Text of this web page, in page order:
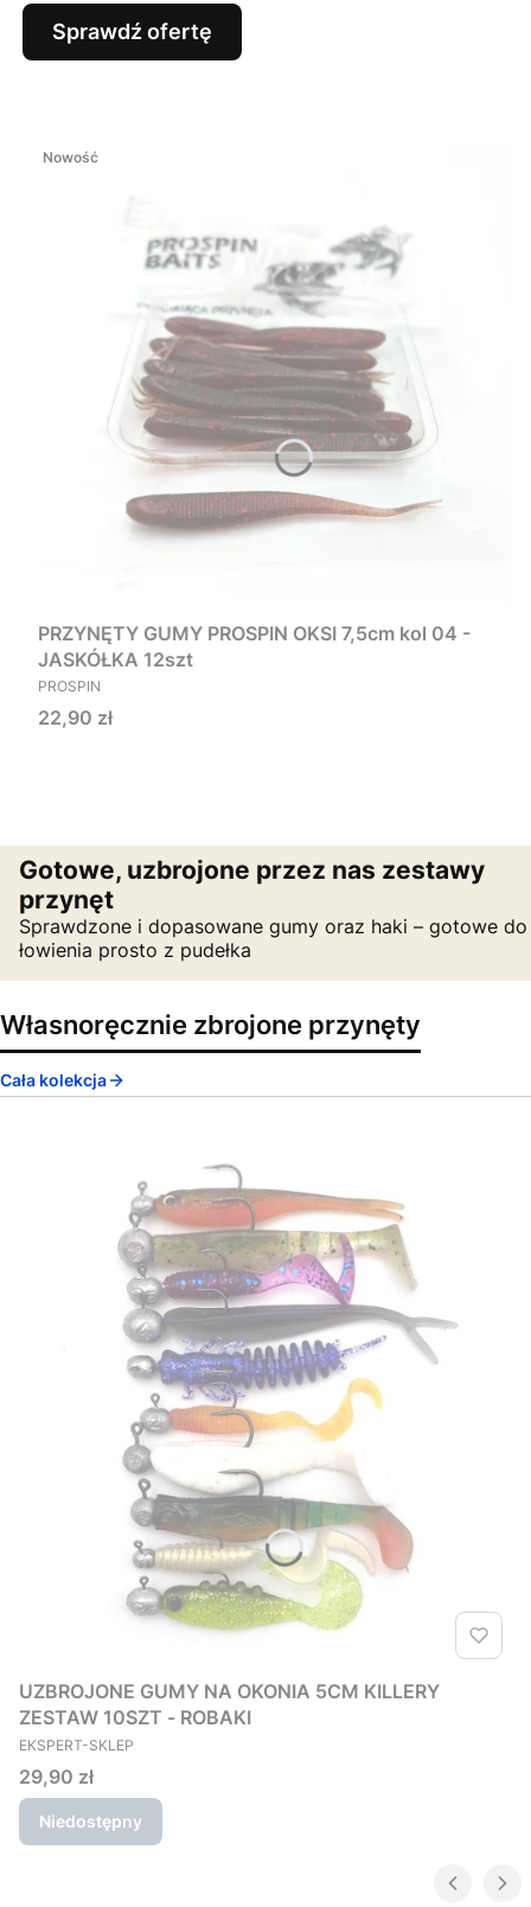
Sprawdź ofertę
Nowość
PRZYNĘTY GUMY PROSPIN OKSI 7,5cm kol 04 -
JASKÓŁKA 12szt
PRODUCENT
PROSPIN
Cena
22,90 zł
Gotowe, uzbrojone przez nas zestawy
przynęt
Sprawdzone i dopasowane gumy oraz haki – gotowe do
łowienia prosto z pudełka
Własnoręcznie zbrojone przynęty
Cała kolekcja
UZBROJONE GUMY NA OKONIA 5CM KILLERY
ZESTAW 10SZT - ROBAKI
PRODUCENT
EKSPERT-SKLEP
Cena
29,90 zł
Niedostępny